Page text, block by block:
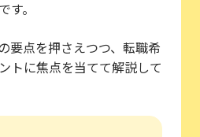
。
要点を押さえつつ、転職希
トに焦点を当てて解説して